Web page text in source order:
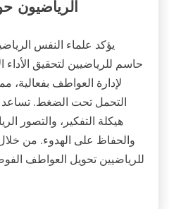
الرياضيون
يؤكد علماء النفس
حاسم للرياضيين لتحقيق الأداء
لإدارة العواطف بفعالية،
التحمل تحت الضغط. تساعد
هيكلة التفكير، والتصور
والحفاظ على الهدوء. من
للرياضيين تحويل العواطف